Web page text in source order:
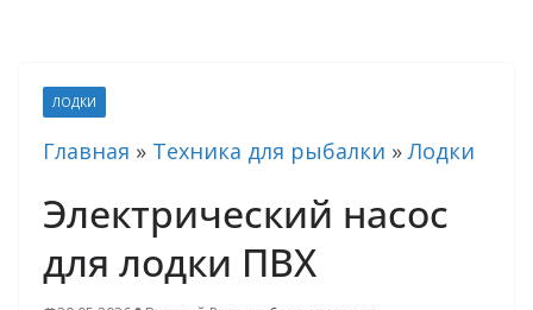
ЛОДКИ
Главная » Техника для рыбалки »Лодки
Электрический насос
для лодки ПВХ